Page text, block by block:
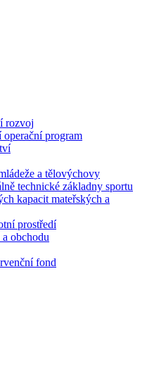
rozvoj
program
a tělovýchovy
technické základny sportu
kapacit mateřských a
prostředí
obchodu
fond